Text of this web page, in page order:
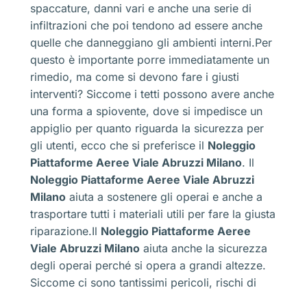
spaccature, danni vari e anche una serie di
infiltrazioni che poi tendono ad essere anche
quelle che danneggiano gli ambienti interni.Per
questo è importante porre immediatamente un
rimedio, ma come si devono fare i giusti
interventi? Siccome i tetti possono avere anche
una forma a spiovente, dove si impedisce un
appiglio per quanto riguarda la sicurezza per
gli utenti, ecco che si preferisce il Noleggio
Piattaforme Aeree Viale Abruzzi Milano. Il
Noleggio Piattaforme Aeree Viale Abruzzi
Milano aiuta a sostenere gli operai e anche a
trasportare tutti i materiali utili per fare la giusta
riparazione.Il Noleggio Piattaforme Aeree
Viale Abruzzi Milano aiuta anche la sicurezza
degli operai perché si opera a grandi altezze.
Siccome ci sono tantissimi pericoli, rischi di